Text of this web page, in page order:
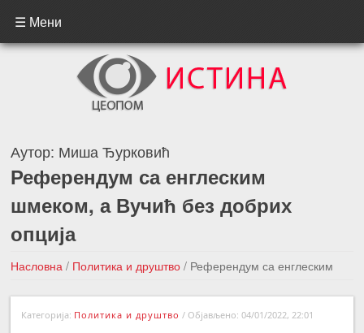
☰ Мени
Аутор: Миша Ђурковић
Референдум са енглеским
шмеком, а Вучић без добрих
опција
Насловна / Политика и друштво / Референдум са енглеским
шмеком, а Вучић без добрих опција
←Претходна вест
Следећа вест →
Категорија: Политика и друштво / Објављено: 04/01/2022, 22:01